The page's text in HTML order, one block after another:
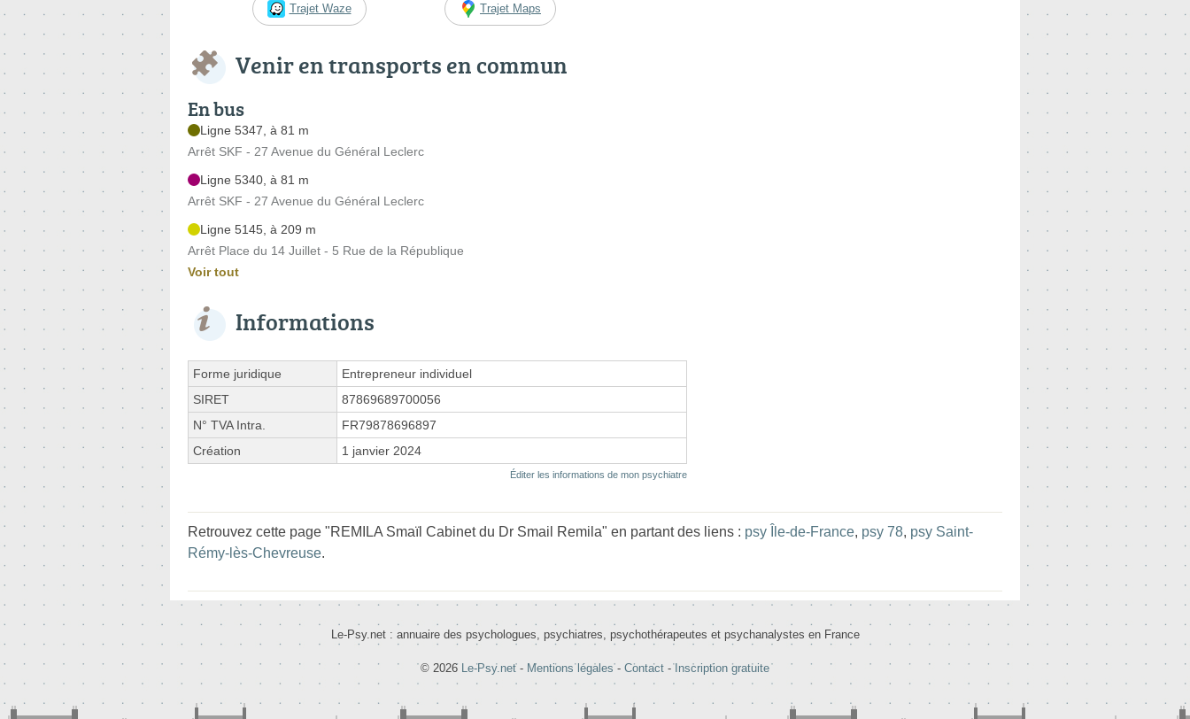
Trajet Waze Trajet Maps
Venir en transports en commun
En bus
Ligne 5347, à 81 m
Arrêt SKF - 27 Avenue du Général Leclerc
Ligne 5340, à 81 m
Arrêt SKF - 27 Avenue du Général Leclerc
Ligne 5145, à 209 m
Arrêt Place du 14 Juillet - 5 Rue de la République
Voir tout
Informations
Forme juridique
Entrepreneur individuel
SIRET
87869689700056
N° TVA Intra.
FR79878696897
Création
1 janvier 2024
Éditer les informations de mon psychiatre
Retrouvez cette page "REMILA Smaïl Cabinet du Dr Smail Remila" en partant des liens : psy Île-de-France, psy 78, psy Saint-
Rémy-lès-Chevreuse.
Le-Psy.net : annuaire des psychologues, psychiatres, psychothérapeutes et psychanalystes en France
© 2026 Le-Psy.net - Mentions légales- Contact -Inscription gratuite